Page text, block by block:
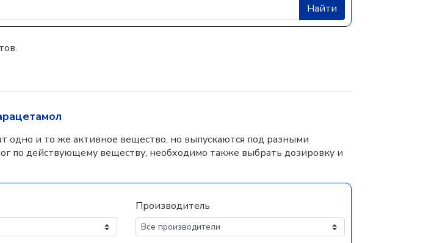
Найти
и то же активное вещество, но выпускаются под разными
по действующему веществу, необходимо также выбрать дозировку и
Производитель